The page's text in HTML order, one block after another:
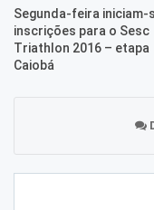
Segunda-feira iniciam-
inscrições para o Sesc
Triathlon 2016 – etapa
Caiobá